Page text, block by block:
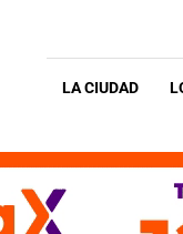
LA CIUDAD